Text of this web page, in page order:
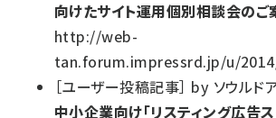
向けたサイト運用個別相談会のご
http://web-
tan.forum.impressrd.jp/u/
［ユーザー投稿記事］ by ソウルド
中小企業向け「リスティング広告